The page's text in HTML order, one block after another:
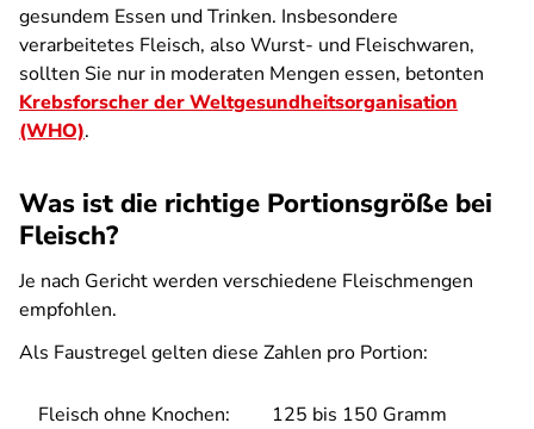
gesundem Essen und Trinken. Insbesondere
verarbeitetes Fleisch, also Wurst- und Fleischwaren,
sollten Sie nur in moderaten Mengen essen, betonten
Krebsforscher der Weltgesundheitsorganisation
(WHO).
Was ist die richtige Portionsgröße bei
Fleisch?
Je nach Gericht werden verschiedene Fleischmengen
empfohlen.
Als Faustregel gelten diese Zahlen pro Portion:
Fleisch ohne Knochen: 125 bis 150 Gramm